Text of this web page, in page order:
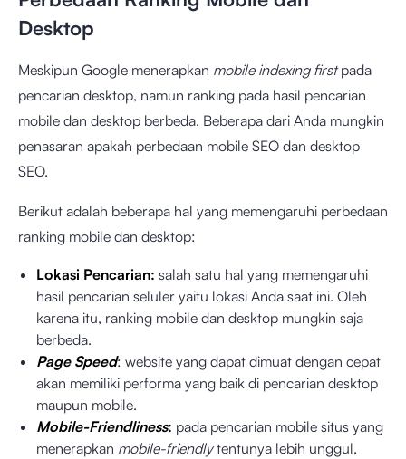
Desktop
Meskipun Google menerapkan mobile indexing firstpada
pencarian desktop, namun ranking pada hasil pencarian
mobile dan desktop berbeda. Beberapa dari Anda mungkin
penasaran apakah perbedaan mobile SEO dan desktop
SEO.
Berikut adalah beberapa hal yang memengaruhi perbedaan
ranking mobile dan desktop:
Lokasi Pencarian: salah satu hal yang memengaruhi
hasil pencarian seluler yaitu lokasi Anda saat ini. Oleh
karena itu, ranking mobile dan desktop mungkin saja
berbeda.
Page Speed: website yang dapat dimuat dengan cepat
akan memiliki performa yang baik di pencarian desktop
maupun mobile.
Mobile-Friendliness: pada pencarian mobile situs yang
menerapkan mobile-friendlytentunya lebih unggul,